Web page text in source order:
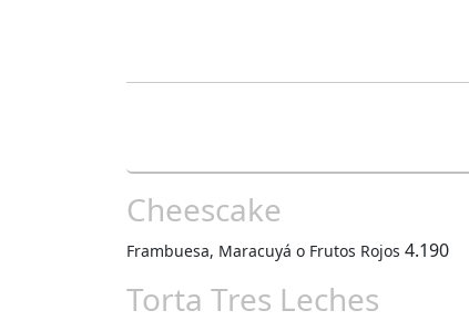
Cheescake
Frambuesa, Maracuyá o Frutos Rojos 4.190
Torta Tres Leches